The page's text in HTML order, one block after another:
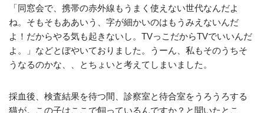
「同窓会で、携帯の赤外線もうまく使えない世代なんだよ
ね。そもそもああいう、字が細かいのはもうみえないんだ
よ！だからやる気も起きないし。TVっこだからTVでいいんだ
よ。」などとぼやいておりました。うーん、私もそのうちそ
うなるのかな、、とちょいと考えてしまいました。
採血後、検査結果を待つ間、診察室と待合室をうろうろする
猫が。この子はここで飼っているんですか？と聞いたとこ